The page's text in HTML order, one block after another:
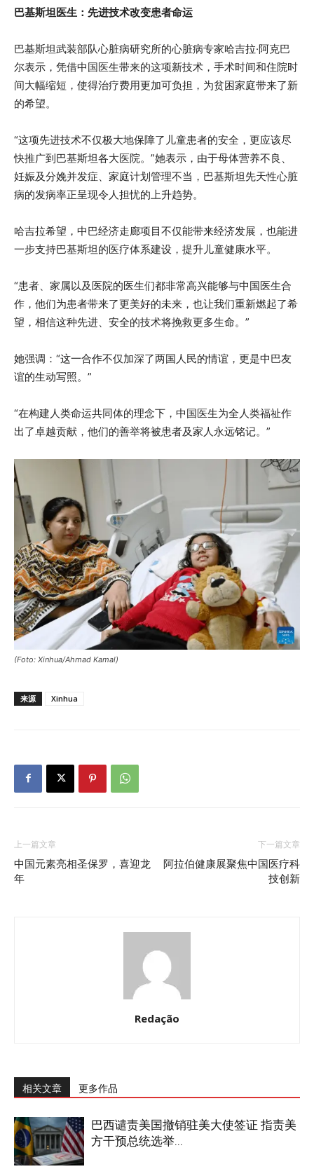
巴基斯坦医生：先进技术改变患者命运
巴基斯坦武装部队心脏病研究所的心脏病专家哈吉拉·阿克巴
尔表示，凭借中国医生带来的这项新技术，手术时间和住院时
间大幅缩短，使得治疗费用更加可负担，为贫困家庭带来了新
的希望。
“这项先进技术不仅极大地保障了儿童患者的安全，更应该尽
快推广到巴基斯坦各大医院。”她表示，由于母体营养不良、
妊娠及分娩并发症、家庭计划管理不当，巴基斯坦先天性心脏
病的发病率正呈现令人担忧的上升趋势。
哈吉拉希望，中巴经济走廊项目不仅能带来经济发展，也能进
一步支持巴基斯坦的医疗体系建设，提升儿童健康水平。
“患者、家属以及医院的医生们都非常高兴能够与中国医生合
作，他们为患者带来了更美好的未来，也让我们重新燃起了希
望，相信这种先进、安全的技术将挽救更多生命。”
她强调：“这一合作不仅加深了两国人民的情谊，更是中巴友
谊的生动写照。”
“在构建人类命运共同体的理念下，中国医生为全人类福祉作
出了卓越贡献，他们的善举将被患者及家人永远铭记。”
(Foto: Xinhua/Ahmad Kamal)
来源 Xinhua
上一篇文章
中国元素亮相圣保罗，喜迎龙
年
下一篇文章
阿拉伯健康展聚焦中国医疗科
技创新
Redação
相关文章 更多作品
巴西谴责美国撤销驻美大使签证 指责美
方干预总统选举...